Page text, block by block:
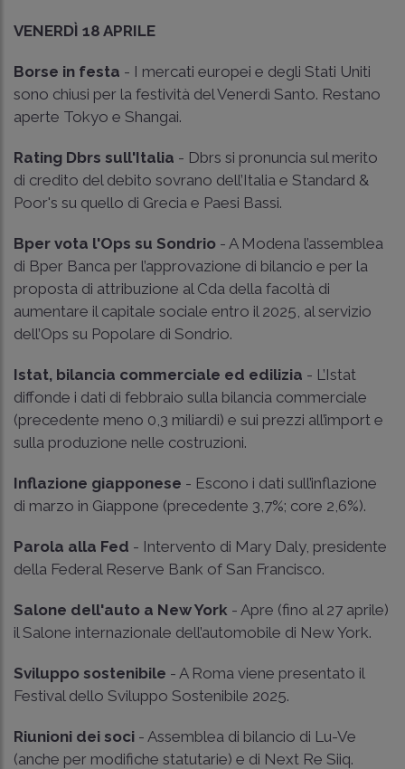
VENERDÌ 18 APRILE
Borse in festa - I mercati europei e degli Stati Uniti
sono chiusi per la festività del Venerdì Santo. Restano
aperte Tokyo e Shangai.
Rating Dbrs sull'Italia - Dbrs si pronuncia sul merito
di credito del debito sovrano dell’Italia e Standard &
Poor's su quello di Grecia e Paesi Bassi.
Bper vota l'Ops su Sondrio - A Modena l’assemblea
di Bper Banca per l’approvazione di bilancio e per la
proposta di attribuzione al Cda della facoltà di
aumentare il capitale sociale entro il 2025, al servizio
dell’Ops su Popolare di Sondrio.
Istat, bilancia commerciale ed edilizia - L’Istat
diffonde i dati di febbraio sulla bilancia commerciale
(precedente meno 0,3 miliardi) e sui prezzi all’import e
sulla produzione nelle costruzioni.
Inflazione giapponese - Escono i dati sull’inflazione
di marzo in Giappone (precedente 3,7%; core 2,6%).
Parola alla Fed - Intervento di Mary Daly, presidente
della Federal Reserve Bank of San Francisco.
Salone dell'auto a New York - Apre (fino al 27 aprile)
il Salone internazionale dell’automobile di New York.
Sviluppo sostenibile - A Roma viene presentato il
Festival dello Sviluppo Sostenibile 2025.
Riunioni dei soci - Assemblea di bilancio di Lu-Ve
(anche per modifiche statutarie) e di Next Re Siiq.